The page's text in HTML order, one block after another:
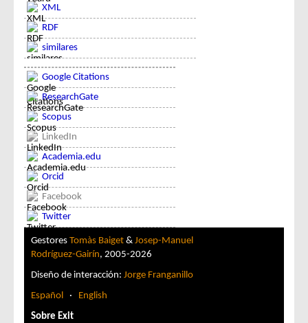
XML
RDF
similares
Google Citations
ResearchGate
Scopus
LinkedIn
Academia.edu
Orcid
Facebook
Twitter
Gestores Tomàs Baiget & Josep-Manuel
Rodríguez-Gairín, 2005-2026
Diseño de interacción: Jorge Franganillo
Español
·
English
Sobre Exit